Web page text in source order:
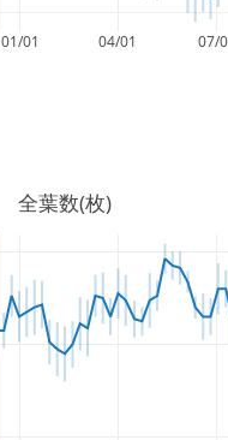
01/01 04/01 07/
全葉数(枚)